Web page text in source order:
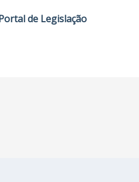
de Legislação